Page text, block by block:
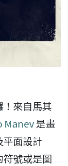
來自馬其
Manev是畫
面設計
號或是圖